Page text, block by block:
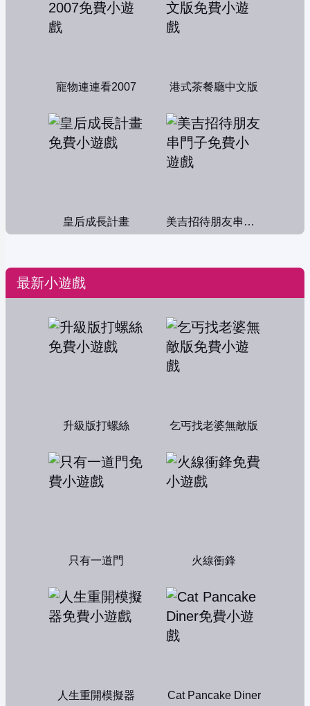
寵物連連看2007 港式茶餐廳中文版
皇后成長計畫 美吉招待朋友串門子
最新小遊戲
升級版打螺絲 乞丐找老婆無敵版
只有一道門 火線衝鋒
人生重開模擬器 Cat Pancake Diner